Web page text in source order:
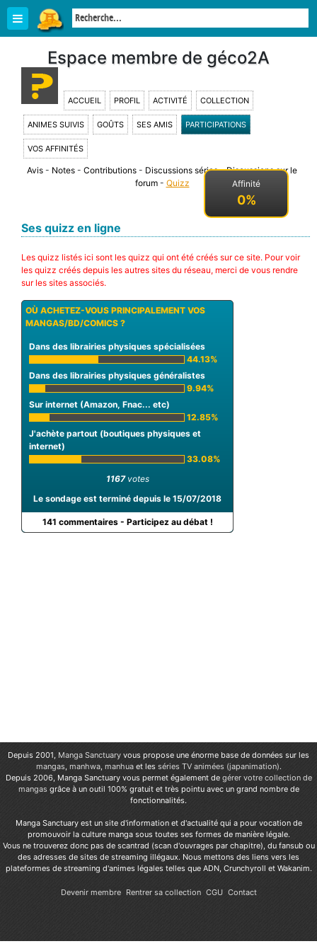
Espace membre de géco2A
ACCUEIL PROFIL ACTIVITÉ COLLECTION
ANIMES SUIVIS GOÛTS SES AMIS PARTICIPATIONS
VOS AFFINITÉS
Affinité
0%
Avis - Notes - Contributions - Discussions séries-Discussions sur le
forum- Quizz
Ses quizz en ligne
Les quizz listés ici sont les quizz qui ont été créés sur ce site. Pour voir
les quizz créés depuis les autres sites du réseau, merci de vous rendre
sur les sites associés.
OÙ ACHETEZ-VOUS PRINCIPALEMENT VOS
MANGAS/BD/COMICS ?
Dans des librairies physiques spécialisées
44.13%
Dans des librairies physiques généralistes
9.94%
Sur internet (Amazon, Fnac... etc)
12.85%
J'achète partout (boutiques physiques et
internet)
33.08%
1167votes
Le sondage est terminé depuis le 15/07/2018
141 commentaires - Participez au débat !
Depuis 2001, Manga Sanctuary vous propose une énorme base de données sur les
mangas, manhwa, manhuaet les séries TV animées (japanimation).
Depuis 2006, Manga Sanctuary vous permet également de gérer votre collection de
mangas grâce à un outil 100% gratuit et très pointu avec un grand nombre de
fonctionnalités.
Manga Sanctuary est un site d'information et d'actualité qui a pour vocation de
promouvoir la culture manga sous toutes ses formes de manière légale.
Vous ne trouverez donc pas de scantrad (scan d'ouvrages par chapitre), du fansub ou
des adresses de sites de streaming illégaux. Nous mettons des liens vers les
plateformes de streaming d'animes légales telles que ADN, Crunchyroll et Wakanim.
Devenir membre Rentrer sa collection CGU Contact